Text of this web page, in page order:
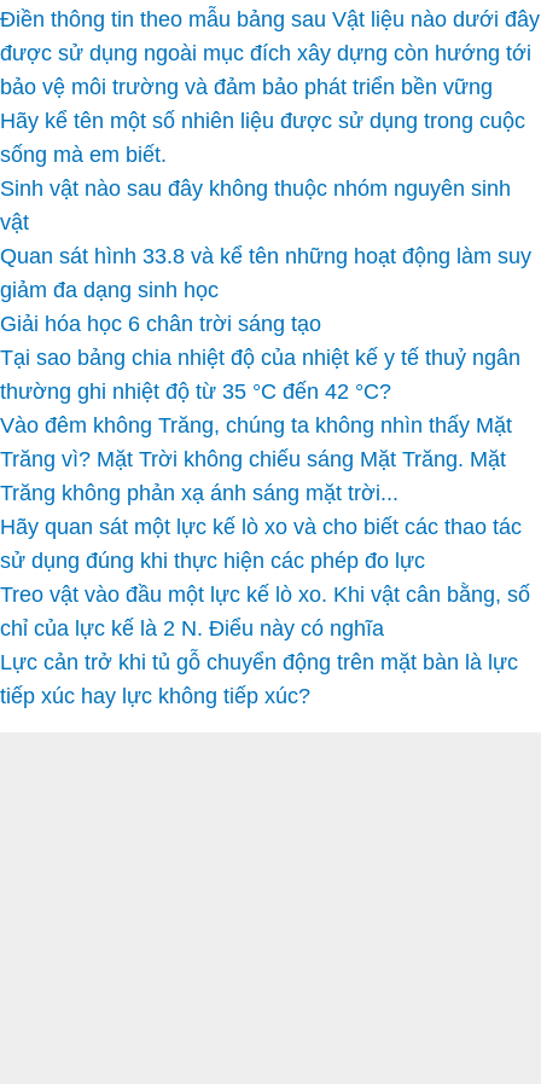
Điền thông tin theo mẫu bảng sau Vật liệu nào dưới đây
được sử dụng ngoài mục đích xây dựng còn hướng tới
bảo vệ môi trường và đảm bảo phát triển bền vững
Hãy kể tên một số nhiên liệu được sử dụng trong cuộc
sống mà em biết.
Sinh vật nào sau đây không thuộc nhóm nguyên sinh
vật
Quan sát hình 33.8 và kể tên những hoạt động làm suy
giảm đa dạng sinh học
Giải hóa học 6 chân trời sáng tạo
Tại sao bảng chia nhiệt độ của nhiệt kế y tế thuỷ ngân
thường ghi nhiệt độ từ 35 °C đến 42 °C?
Vào đêm không Trăng, chúng ta không nhìn thấy Mặt
Trăng vì? Mặt Trời không chiếu sáng Mặt Trăng. Mặt
Trăng không phản xạ ánh sáng mặt trời...
Hãy quan sát một lực kế lò xo và cho biết các thao tác
sử dụng đúng khi thực hiện các phép đo lực
Treo vật vào đầu một lực kế lò xo. Khi vật cân bằng, số
chỉ của lực kế là 2 N. Điểu này có nghĩa
Lực cản trở khi tủ gỗ chuyển động trên mặt bàn là lực
tiếp xúc hay lực không tiếp xúc?